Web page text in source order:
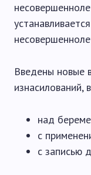
Введены новые
изнасилований,
над
с
с записью